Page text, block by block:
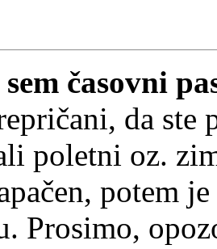
časovni
da
poletni oz.
potem
Prosimo,